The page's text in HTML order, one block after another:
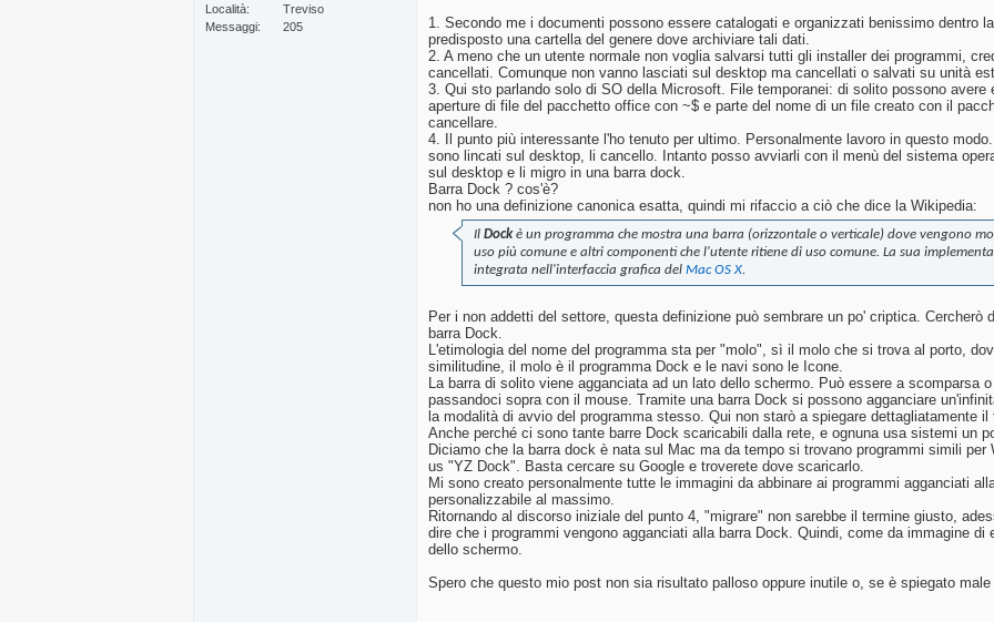
Località
Treviso
Messaggi
205
1. Secondo me i documenti possono essere catalogati e organizzati benissimo dentro
predisposto una cartella del genere dove archiviare tali dati.
2. A meno che un utente normale non voglia salvarsi tutti gli installer dei programmi,
cancellati. Comunque non vanno lasciati sul desktop ma cancellati o salvati su unità
3. Qui sto parlando solo di SO della Microsoft. File temporanei: di solito possono avere
aperture di file del pacchetto office con ~$ e parte del nome di un file creato con il
cancellare.
4. Il punto più interessante l'ho tenuto per ultimo. Personalmente lavoro in questo
sono lincati sul desktop, li cancello. Intanto posso avviarli con il menù del sistema
sul desktop e li migro in una barra dock.
Barra Dock ? cos'è?
non ho una definizione canonica esatta, quindi mi rifaccio a ciò che dice la Wikipedia:
Il Dockè un programma che mostra una barra (orizzontale o verticale) dove vengono
uso più comune e altri componenti che l'utente ritiene di uso comune. La sua
integrata nell'interfaccia grafica del Mac OS X.
Per i non addetti del settore, questa definizione può sembrare un po' criptica. Cercherò
barra Dock.
L'etimologia del nome del programma sta per "molo", sì il molo che si trova al porto,
similitudine, il molo è il programma Dock e le navi sono le Icone.
La barra di solito viene agganciata ad un lato dello schermo. Può essere a scomparsa
passandoci sopra con il mouse. Tramite una barra Dock si possono agganciare
la modalità di avvio del programma stesso. Qui non starò a spiegare dettagliatamente
Anche perché ci sono tante barre Dock scaricabili dalla rete, e ognuna usa sistemi un
Diciamo che la barra dock è nata sul Mac ma da tempo si trovano programmi simili
us "YZ Dock". Basta cercare su Google e troverete dove scaricarlo.
Mi sono creato personalmente tutte le immagini da abbinare ai programmi agganciati
personalizzabile al massimo.
Ritornando al discorso iniziale del punto 4, "migrare" non sarebbe il termine giusto,
dire che i programmi vengono agganciati alla barra Dock. Quindi, come da immagine
dello schermo.
Spero che questo mio post non sia risultato palloso oppure inutile o, se è spiegato